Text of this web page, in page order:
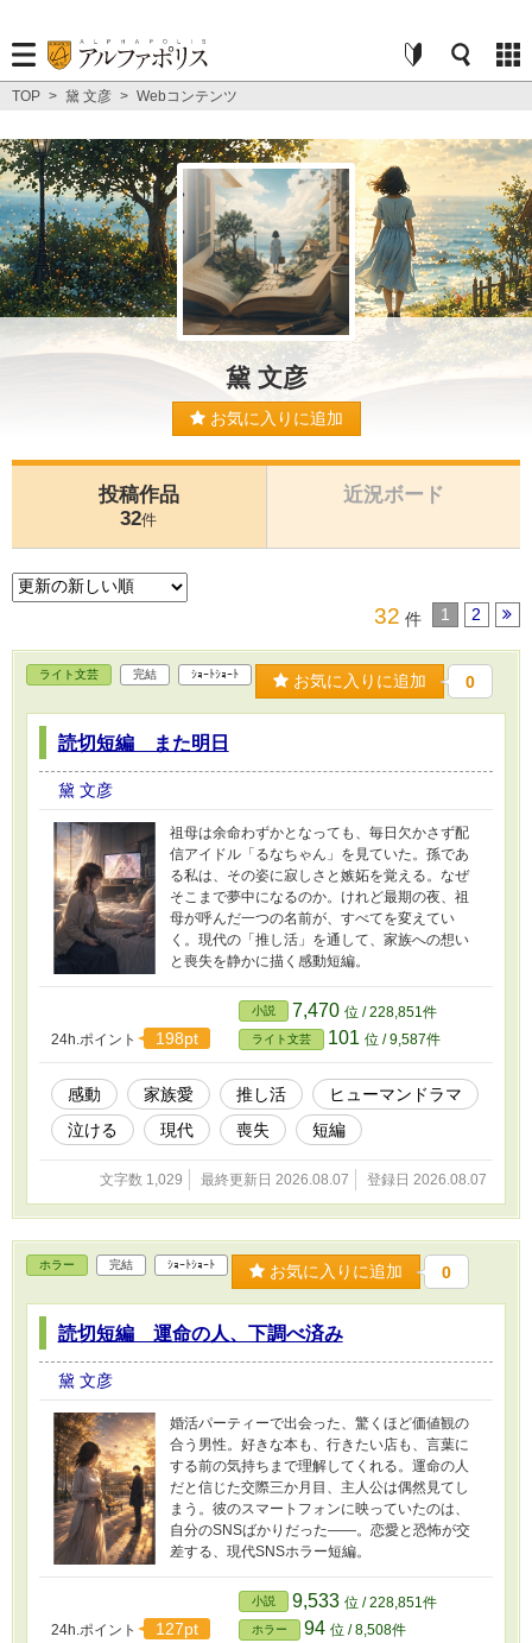
TOP > 黛 文彦 > Webコンテンツ
黛 文彦
お気に入りに追加
投稿作品
32件
近況ボード
32 件 1 2
ライト文芸 完結 ｼｮｰﾄｼｮｰﾄ お気に入りに追加 0
読切短編 また明日
黛 文彦
祖母は余命わずかとなっても、毎日欠かさず配
信アイドル「るなちゃん」を見ていた。孫であ
る私は、その姿に寂しさと嫉妬を覚える。なぜ
そこまで夢中になるのか。けれど最期の夜、祖
母が呼んだ一つの名前が、すべてを変えてい
く。現代の「推し活」を通して、家族への想い
と喪失を静かに描く感動短編。
24h.ポイント 198pt
小説 7,470 位 / 228,851件
ライト文芸 101 位 / 9,587件
感動 家族愛 推し活
ヒューマンドラマ
泣ける
現代 喪失 短編
文字数 1,029 最終更新日 2026.08.07 登録日 2026.08.07
ホラー 完結 ｼｮｰﾄｼｮｰﾄ お気に入りに追加 0
読切短編 運命の人、下調べ済み
黛 文彦
婚活パーティーで出会った、驚くほど価値観の
合う男性。好きな本も、行きたい店も、言葉に
する前の気持ちまで理解してくれる。運命の人
だと信じた交際三か月目、主人公は偶然見てし
まう。彼のスマートフォンに映っていたのは、
自分のSNSばかりだった――。恋愛と恐怖が交
差する、現代SNSホラー短編。
24h.ポイント 127pt
小説 9,533 位 / 228,851件
ホラー 94 位 / 8,508件